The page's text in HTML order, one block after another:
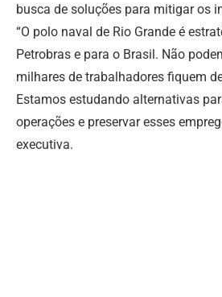
busca de soluções para mitigar os
“O polo naval de Rio Grande é
Petrobras e para o Brasil. Não
milhares de trabalhadores fiquem
Estamos estudando alternativas
operações e preservar esses
executiva.